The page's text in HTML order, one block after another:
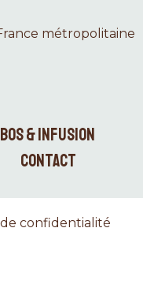
métropolitaine
& INFUSION
CONTACT
confidentialité